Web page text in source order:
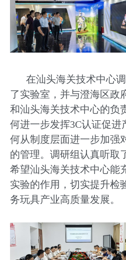
在汕头海关技术中心
了实验室，并与澄海区政
和汕头海关技术中心的负
何进一步发挥3C认证促进
何从制度层面进一步加强
的管理。调研组认真听取
希望汕头海关技术中心能
实验的作用，切实提升检
务玩具产业高质量发展。